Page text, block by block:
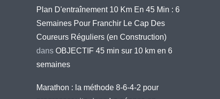
Plan D'entraînement 10 Km En 45 Min : 6
Semaines Pour Franchir Le Cap Des
Coureurs Réguliers (en Construction)
dans OBJECTIF 45 min sur 10 km en 6
semaines
Marathon : la méthode 8-6-4-2 pour